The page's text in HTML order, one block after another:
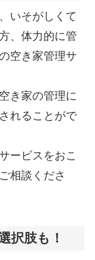
いそがしくて
、体力的に管
空き家管理サ
き家の管理に
れることがで
ービスをおこ
相談くださ
択肢も！